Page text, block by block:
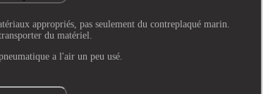
appropriés, pas seulement du contreplaqué marin.
du matériel.
a l'air un peu usé.